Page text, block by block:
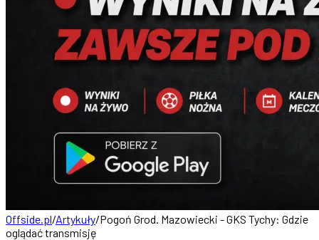
Offside.pl/Artykuły/Pogoń Grod. Mazowiecki - GKS Tychy: Gdzie
oglądać transmisję